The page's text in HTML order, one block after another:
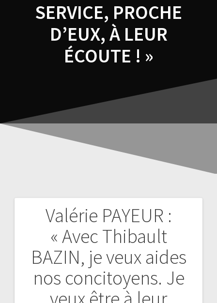
SERVICE, PROCHE
D’EUX, À LEUR
ÉCOUTE ! »
Valérie PAYEUR :
« Avec Thibault
BAZIN, je veux aides
nos concitoyens. Je